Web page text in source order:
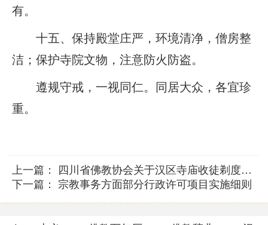
有。
十五、保持殿堂庄严，环境清净，僧房整
洁；保护寺院文物，注意防火防盗。
遵规守戒，一视同仁。同居大众，各宜珍
重。
上一篇： 四川省佛教协会关于汉区寺庙收徒剃度的暂行规定
下一篇： 宗教事务方面部分行政许可项目实施细则